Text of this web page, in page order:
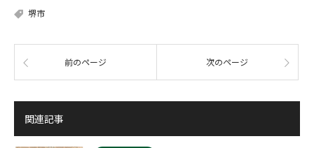
堺市
前のページ 次のページ
関連記事